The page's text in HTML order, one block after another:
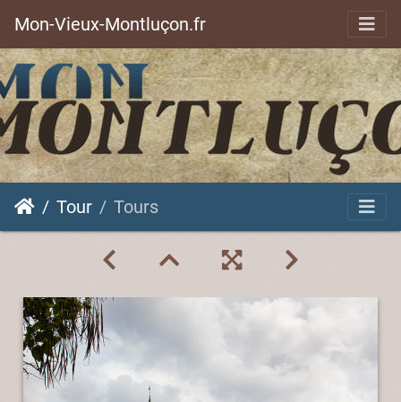
Mon-Vieux-Montluçon.fr
Tour Tours